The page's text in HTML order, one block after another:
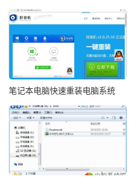
笔记本电脑快速重装电脑系统